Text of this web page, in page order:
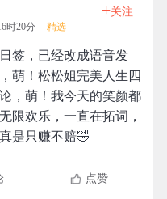
时20分 精选
+关注
签，已经改成语音发
萌！松松姐完美人生四
，萌！我今天的笑颜都
欢乐，一直在拓词，
是只赚不赔🤣
点赞